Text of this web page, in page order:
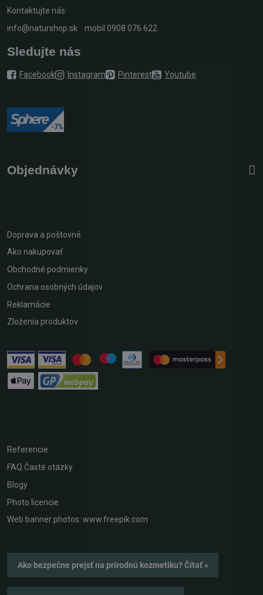
Kontaktujte nás:
info@naturshop.sk mobil 0908 076 622
Sledujte nás
Facebook Instagram Pinterest Youtube
Objednávky
Doprava a poštovné
Ako nakupovať
Obchodné podmienky
Ochrana osobných údajov
Reklamácie
Zloženia produktov
Referencie
FAQ Časté otázky
Blogy
Photo licencie
Web banner photos: www.freepik.com
Ako bezpečne prejsť na prírodnú kozmetiku? Čítať »